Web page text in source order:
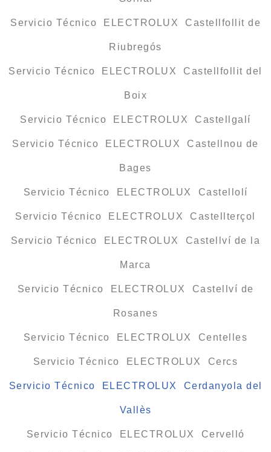
Servicio Técnico ELECTROLUX Castellfollit de
Riubregós
Servicio Técnico ELECTROLUX Castellfollit del
Boix
Servicio Técnico ELECTROLUX Castellgalí
Servicio Técnico ELECTROLUX Castellnou de
Bages
Servicio Técnico ELECTROLUX Castellolí
Servicio Técnico ELECTROLUX Castellterçol
Servicio Técnico ELECTROLUX Castellví de la
Marca
Servicio Técnico ELECTROLUX Castellví de
Rosanes
Servicio Técnico ELECTROLUX Centelles
Servicio Técnico ELECTROLUX Cercs
Servicio Técnico ELECTROLUX Cerdanyola del
Vallès
Servicio Técnico ELECTROLUX Cervelló